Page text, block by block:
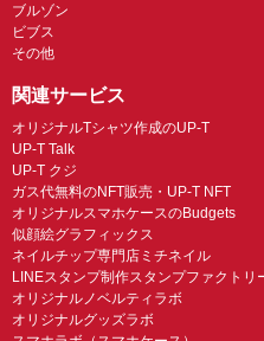
ブルゾン
ビブス
その他
関連サービス
オリジナルTシャツ作成のUP-T
UP-T Talk
UP-T クジ
ガス代無料のNFT販売・UP-T NFT
オリジナルスマホケースのBudgets
似顔絵グラフィックス
ネイルチップ専門店ミチネイル
LINEスタンプ制作スタンプファクトリ
オリジナルノベルティラボ
オリジナルグッズラボ